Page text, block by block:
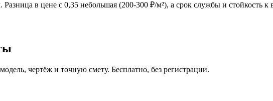
в цене с 0,35 небольшая (200-300 ₽/м²), а срок службы и стойкость
чертёж и точную смету. Бесплатно, без регистрации.